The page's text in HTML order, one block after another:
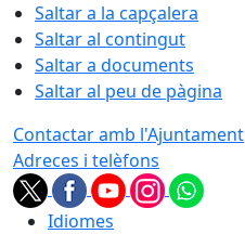
Saltar a la capçalera
Saltar al contingut
Saltar a documents
Saltar al peu de pàgina
Contactar amb l'Ajuntament
Adreces i telèfons
Idiomes